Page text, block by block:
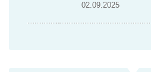
02.09.2025